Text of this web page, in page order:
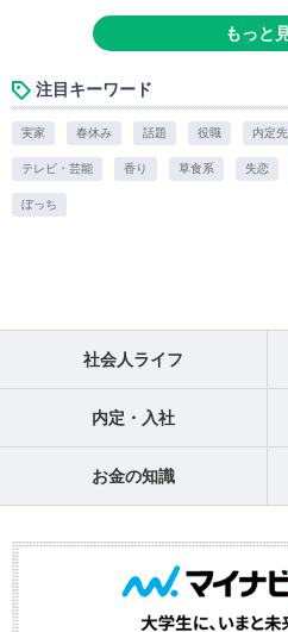
もっと
注目キーワード
実家 春休み 話題 役職 内定先
テレビ・芸能 香り 草食系 失恋
ぼっち
社会人ライフ
内定・入社
お金の知識